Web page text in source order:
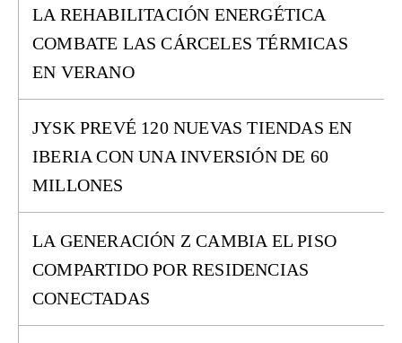
LA REHABILITACIÓN ENERGÉTICA
COMBATE LAS CÁRCELES TÉRMICAS
EN VERANO
JYSK PREVÉ 120 NUEVAS TIENDAS EN
IBERIA CON UNA INVERSIÓN DE 60
MILLONES
LA GENERACIÓN Z CAMBIA EL PISO
COMPARTIDO POR RESIDENCIAS
CONECTADAS